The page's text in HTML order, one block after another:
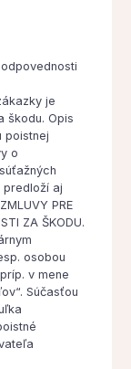
je
škodu. Opis
poistnej
o
predloží aj
PRE
ZA ŠKODU.
osobou
v mene
Súčasťou